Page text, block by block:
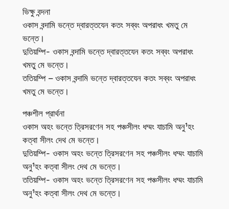
ভিক্ষু বন্দনা
ওকাস বন্দামি ভন্তে দ্বারত্তযেন কতং সব্বং অপরাধং খমতু মে
ভন্তে।
দুতিয়ম্পি- ওকাস বন্দামি ভন্তে দ্বারত্তযেন কতং সব্বং অপরাধং
খমতু মে ভন্তে।
ততিয়ম্পি – ওকাস বন্দামি ভন্তে দ্বারত্তযেন কতং সব্বং অপরাধং
খমতু মে ভন্তে।
পঞ্চশীল প্রার্থনা
ওকাস অহং ভন্তে ত্রিসরণেন সহ পঞ্চসীলং ধম্মং যাচামি অনু¹হং
কত্বা সীলং দেথ মে ভন্তে।
দুতিয়ম্পি- ওকাস অহং ভন্তে ত্রিসরণেন সহ পঞ্চসীলং ধম্মং যাচামি
অনু¹হং কত্বা সীলং দেথ মে ভন্তে।
ততিয়ম্পি- ওকাস অহং ভন্তে ত্রিসরণেন সহ পঞ্চসীলং ধম্মং যাচামি
অনু¹হং কত্বা সীলং দেথ মে ভন্তে।